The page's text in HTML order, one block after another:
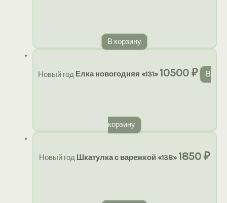
В корзину
Новый год Елка новогодняя «131» 10500₽ В
корзину
Новый год Шкатулка с варежкой «138» 1850₽